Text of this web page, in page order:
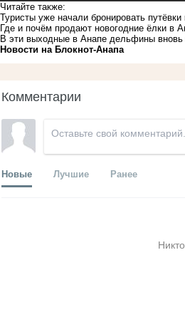
Читайте также:
Туристы уже начали бронировать
Где и почём продают новогодние ёлки в
В эти выходные в Анапе дельфины вновь
Новости на Блoкнoт-Анапа
Комментарии
Новые Лучшие Ранее